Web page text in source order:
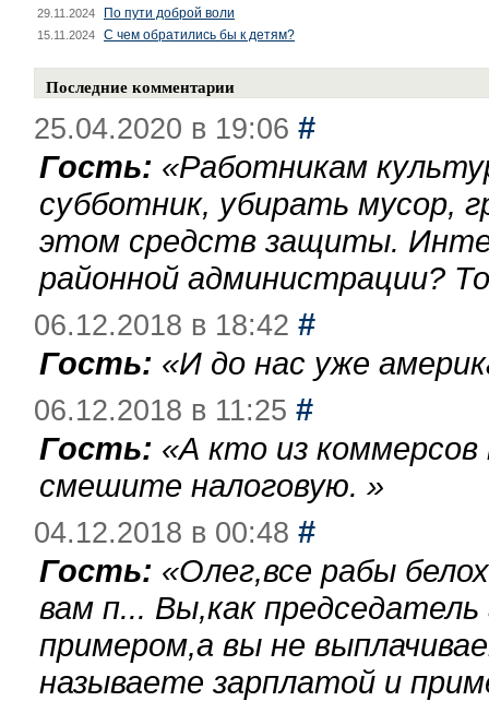
29.11.2024 По пути доброй воли
15.11.2024 С чем обратились бы к детям?
Последние комментарии
25.04.2020 в 19:06 #
Гость: «Работникам
субботник, убирать мусор,
этом средств защиты.
районной администрации?
06.12.2018 в 18:42 #
Гость: «И до нас уже
06.12.2018 в 11:25 #
Гость: «А кто из
смешите налоговую. »
04.12.2018 в 00:48 #
Гость: «Олег,все рабы
вам п... Вы,как
примером,а вы не
называете зарплатой и